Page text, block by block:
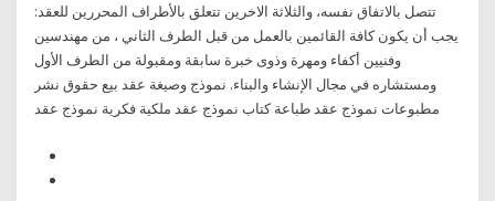
تتصل بالاتفاق نفسه، والثلاثة الاخرين تتعلق بالأطراف المحررين للعقد:
يجب أن يكون كافة القائمين بالعمل من قبل الطرف الثاني ، من مهندسين
وفنيين أكفاء ومهرة وذوى خبرة سابقة ومقبولة من الطرف الأول
ومستشاره في مجال الإنشاء والبناء. نموذج وصيغة عقد بيع حقوق نشر
مطبوعات نموذج عقد طباعة كتاب نموذج عقد ملكية فكرية نموذج عقد